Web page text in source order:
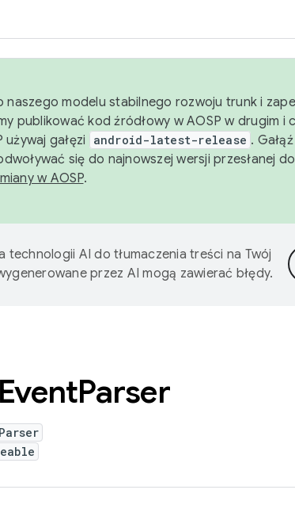
naszego modelu stabilnego rozwoju trunk i
publikować kod źródłowy w AOSP w drugim i
gałęzi
android-latest-release .
się do najnowszej wersji przesłanej
w AOSP.
technologii AI do tłumaczenia treści na Twój
przez AI mogą zawierać błędy.
EventParser